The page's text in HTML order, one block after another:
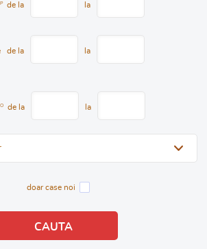
de la la
de la la
de la la
doar case noi